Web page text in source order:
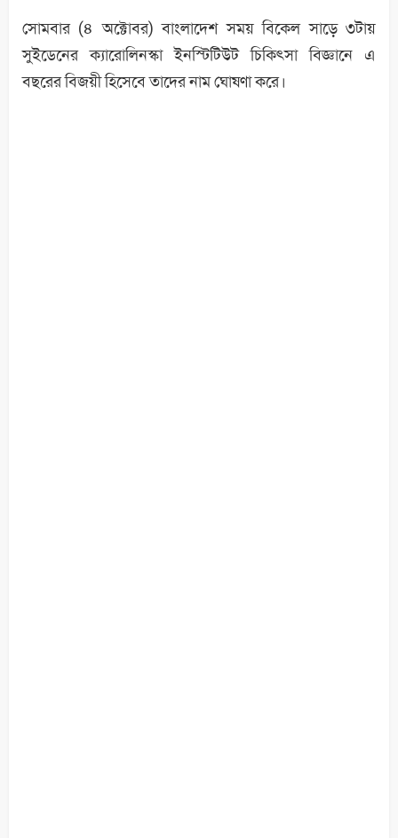
সোমবার (৪ অক্টোবর) বাংলাদেশ সময় বিকেল সাড়ে ৩টায়
সুইডেনের ক্যারোলিনস্কা ইনস্টিটিউট চিকিৎসা বিজ্ঞানে এ
বছরের বিজয়ী হিসেবে তাদের নাম ঘোষণা করে।